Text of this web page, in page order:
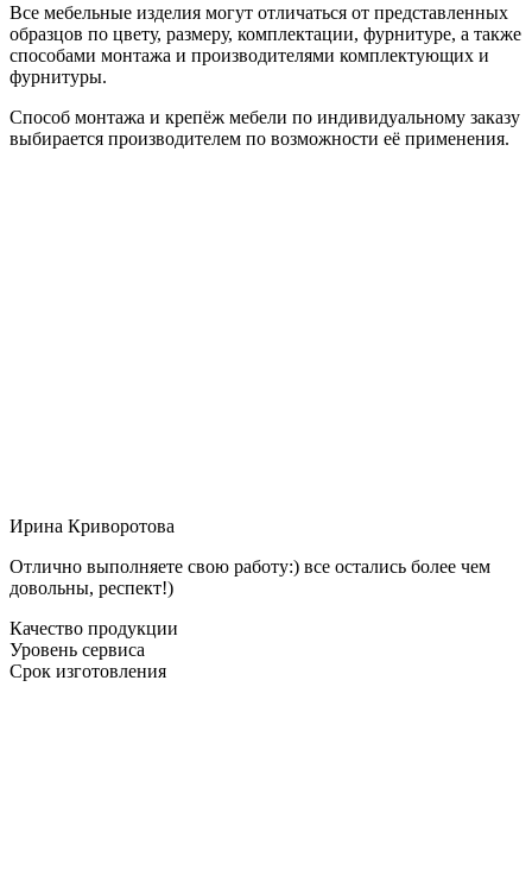
Все мебельные изделия могут отличаться от представленных
образцов по цвету, размеру, комплектации, фурнитуре, а также
способами монтажа и производителями комплектующих и
фурнитуры.
Способ монтажа и крепёж мебели по индивидуальному заказу
выбирается производителем по возможности её применения.
Ирина Криворотова
Отлично выполняете свою работу:) все остались более чем
довольны, респект!)
Качество продукции
Уровень сервиса
Срок изготовления